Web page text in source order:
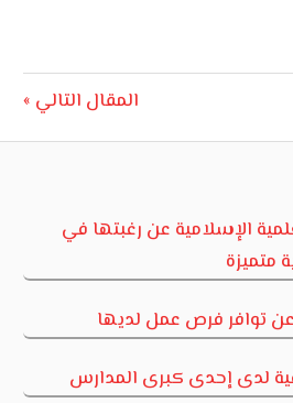
Next
المقال التالي
الإسلامية عن رغبتها في
متميزة
توافر فرص عمل لديها
لدى إحدى كبرى المدارس